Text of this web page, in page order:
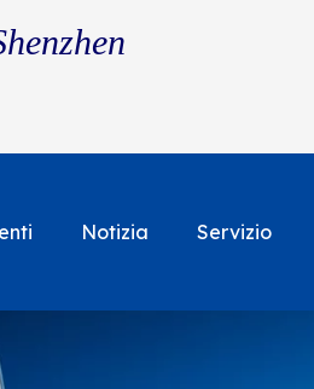
Notizia Servizio